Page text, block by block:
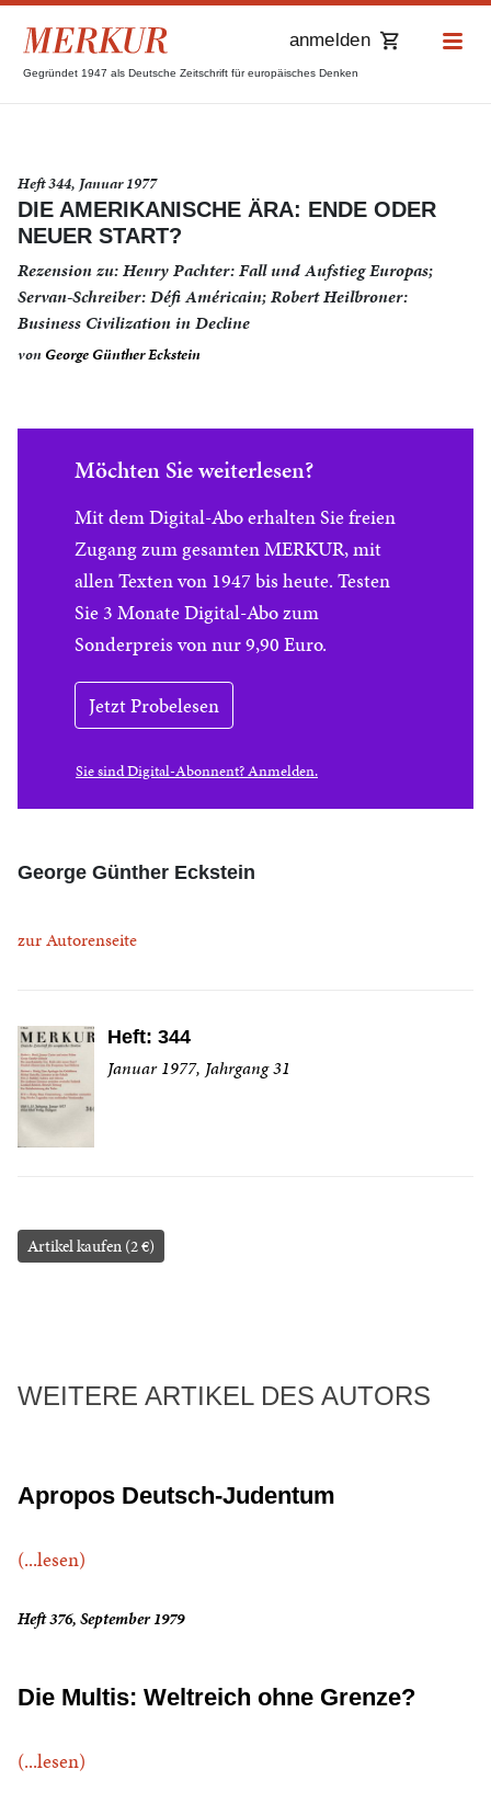
Gegründet 1947 als Deutsche Zeitschrift für europäisches Denken
anmelden
Heft 344, Januar 1977
DIE AMERIKANISCHE ÄRA: ENDE ODER
NEUER START?
Rezension zu: Henry Pachter: Fall und Aufstieg Europas;
Servan-Schreiber: Défi Américain; Robert Heilbroner:
Business Civilization in Decline
vonGeorge Günther Eckstein
Möchten Sie weiterlesen?
Mit dem Digital-Abo erhalten Sie freien
Zugang zum gesamten MERKUR, mit
allen Texten von 1947 bis heute. Testen
Sie 3 Monate Digital-Abo zum
Sonderpreis von nur 9,90 Euro.
Jetzt Probelesen
Sie sind Digital-Abonnent? Anmelden.
George Günther Eckstein
zur Autorenseite
Heft: 344
Januar 1977, Jahrgang 31
Artikel kaufen (2 €)
WEITERE ARTIKEL DES AUTORS
Apropos Deutsch-Judentum
(...lesen)
Heft 376, September 1979
Die Multis: Weltreich ohne Grenze?
(...lesen)